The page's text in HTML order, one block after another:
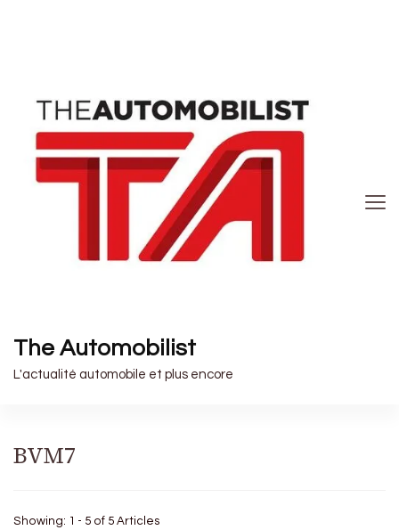
The Automobilist
L'actualité automobile et plus encore
BVM7
Showing: 1 - 5 of 5 Articles